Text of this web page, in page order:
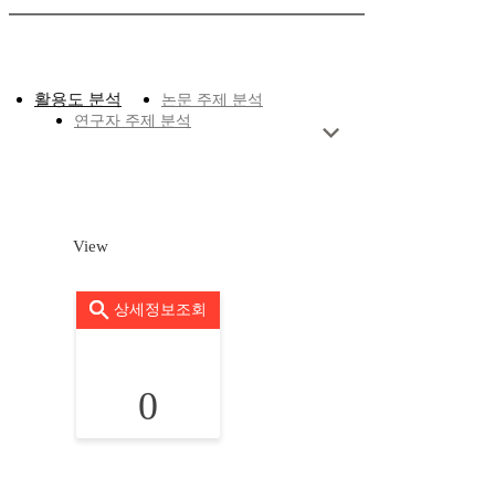
활용도 분석
논문 주제 분석
연구자 주제 분석
View
상세정보조회
0